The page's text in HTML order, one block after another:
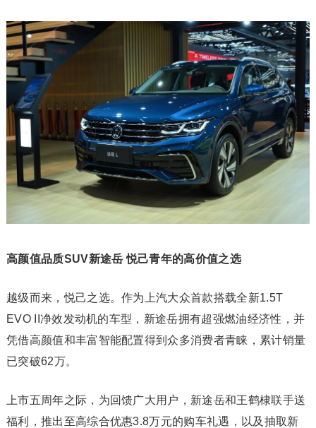
高颜值品质SUV新途岳 悦己青年的高价值之选
越级而来，悦己之选。作为上汽大众首款搭载全新1.5T
EVO II净效发动机的车型，新途岳拥有超强燃油经济性，并
凭借高颜值和丰富智能配置得到众多消费者青睐，累计销量
已突破62万。
上市五周年之际，为回馈广大用户，新途岳和王鹤棣联手送
福利，推出至高综合优惠3.8万元的购车礼遇，以及抽取新